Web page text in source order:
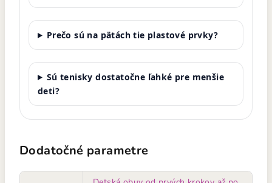
Prečo sú na pätách tie plastové prvky?
Sú tenisky dostatočne ľahké pre menšie
deti?
Dodatočné parametre